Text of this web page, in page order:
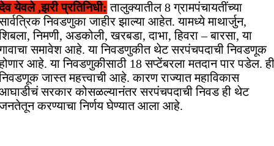
येवले ,झरी प्रतिनिधी: तालुक्यातील 8 ग्रामपंचायतींच्या
निवडणुका जाहीर झाल्या आहेत. यामध्ये माथार्जुन,
निमणी, अडकोली, खरबडा, दाभा, हिवरा – बारसा, या
समावेश आहे. या निवडणुकीत थेट सरपंचपदाची निवडणूक
आहे. या निवडणुकीसाठी 18 सप्टेंबरला मतदान पार पडेल. ही
जास्त महत्त्वाची आहे. कारण राज्यात महाविकास
सरकार कोसळल्यानंतर सरपंचपदाची निवड ही थेट
करण्याचा निर्णय घेण्यात आला आहे.